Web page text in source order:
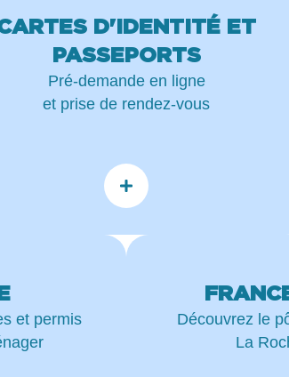
D'IDENTITÉ ET
PASSEPORTS
Pré-demande en ligne
et prise de rendez-vous
et permis
Découvrez le
La